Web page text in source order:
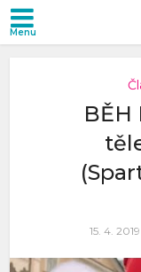
BĚH
15. 4. 2019